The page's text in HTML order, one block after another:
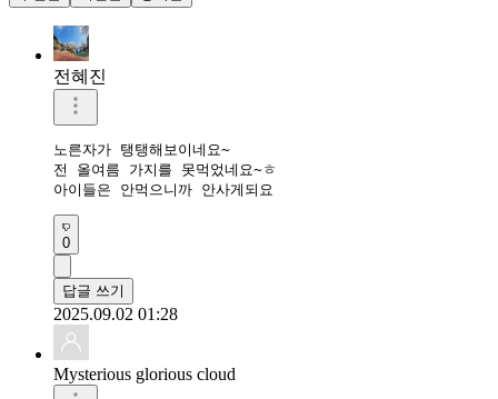
전혜진
노른자가 탱탱해보이네요~
전 올여름 가지를 못먹었네요~ㅎ
아이들은 안먹으니까 안사게되요
0
답글 쓰기
2025.09.02 01:28
Mysterious glorious cloud